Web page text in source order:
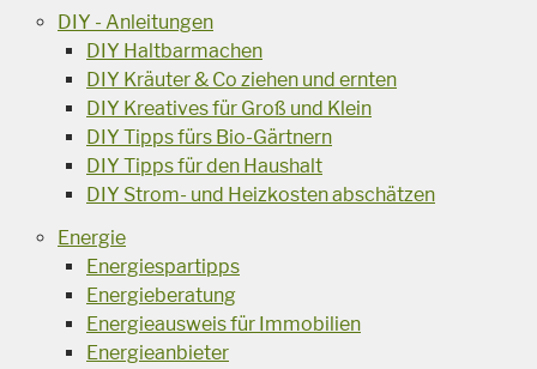
DIY - Anleitungen
DIY Haltbarmachen
DIY Kräuter & Co ziehen und ernten
DIY Kreatives für Groß und Klein
DIY Tipps fürs Bio-Gärtnern
DIY Tipps für den Haushalt
DIY Strom- und Heizkosten abschätzen
Energie
Energiespartipps
Energieberatung
Energieausweis für Immobilien
Energieanbieter